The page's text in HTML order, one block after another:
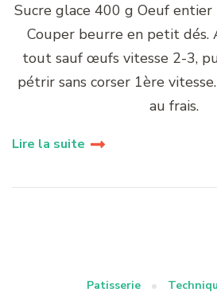
Sucre glace 400 g Oeuf entier
Couper beurre en petit dés.
tout sauf œufs vitesse 2-3,
pétrir sans corser 1ère
au frais.
Lire la suite
Patisserie